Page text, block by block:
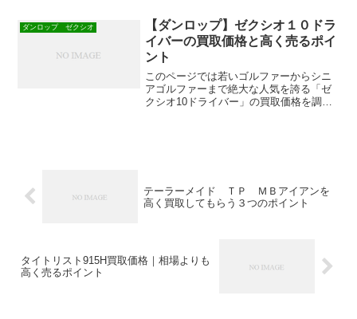
ダンロップ ゼクシオ
【ダンロップ】ゼクシオ１０ドラ
イバーの買取価格と高く売るポイ
ント
このページでは若いゴルファーからシニ
アゴルファーまで絶大な人気を誇る「ゼ
クシオ10ドライバー」の買取価格を調べ
テーラーメイド ＴＰ ＭＢアイアンを
高く買取してもらう３つのポイント
タイトリスト915H買取価格｜相場よりも
高く売るポイント